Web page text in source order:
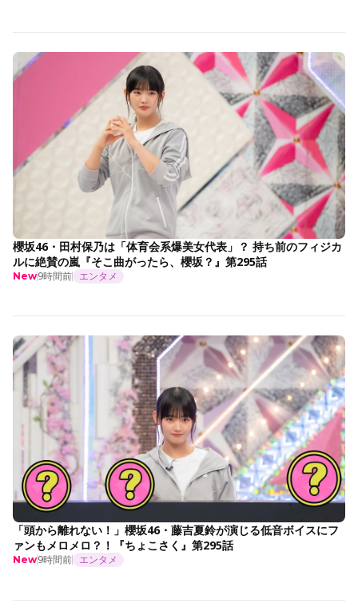
櫻坂46・田村保乃は「体育会系爆美女代表」？ 持ち前のフィジカ
ルに絶賛の嵐『そこ曲がったら、櫻坂？』第295話
New9時間前 エンタメ
「頭から離れない！」櫻坂46・藤吉夏鈴が演じる低音ボイスにフ
ァンもメロメロ？！『ちょこさく』第295話
New9時間前 エンタメ